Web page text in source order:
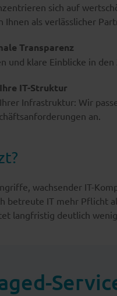
sich auf
Ihnen als verlässlicher
Transparenz
und klare Einblicke in den
IT-Struktur
Infrastruktur: Wir
an.
wachsender IT-
betreute IT mehr Pflicht
langfristig deutlich